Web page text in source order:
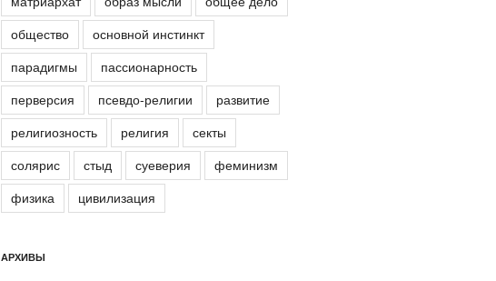
общество
основной инстинкт
парадигмы
пассионарность
перверсия
псевдо-религии
развитие
религиозность
религия
секты
солярис
стыд суеверия
феминизм
физика
цивилизация
АРХИВЫ